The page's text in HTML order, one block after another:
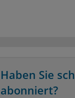
Haben Sie
abonniert?